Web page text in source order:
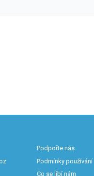
Podpořte nás
Podmínky používání
Co se líbí nám